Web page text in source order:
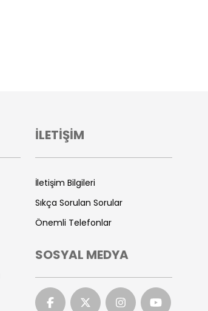
İLETİŞİM
İletişim Bilgileri
Sıkça Sorulan Sorular
Önemli Telefonlar
SOSYAL MEDYA